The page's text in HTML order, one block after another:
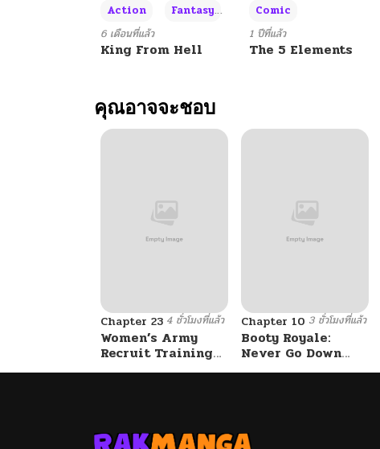
Action Fantasy
6 เดือนที่แล้ว
King From Hell
Comic
1 ปีที่แล้ว
The 5 Elements
คุณอาจจะชอบ
Chapter 23 4 ชั่วโมงที่แล้ว
Women’s Army
Recruit Training
Center
Chapter 10 3 ชั่วโมงที่แล้ว
Booty Royale:
Never Go Down
Without A Fight!